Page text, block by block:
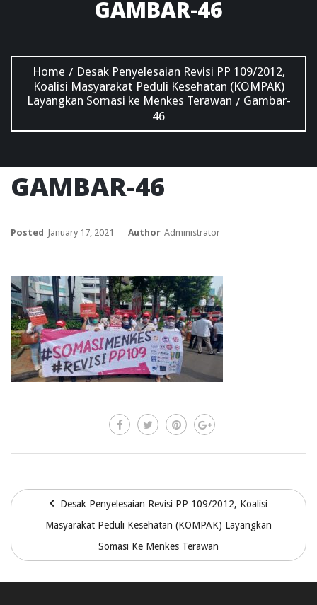
GAMBAR-46
Home / Desak Penyelesaian Revisi PP 109/2012,
Koalisi Masyarakat Peduli Kesehatan (KOMPAK)
Layangkan Somasi ke Menkes Terawan / Gambar-
46
GAMBAR-46
Posted January 17, 2021 Author Administrator
Desak Penyelesaian Revisi PP 109/2012, Koalisi
Masyarakat Peduli Kesehatan (KOMPAK) Layangkan
Somasi Ke Menkes Terawan